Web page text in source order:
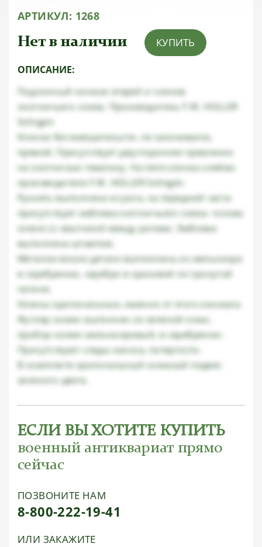
АРТИКУЛ: 1268
Нет в наличии КУПИТЬ
ОПИСАНИЕ:
Подлинный кинжал егерей и членов
охотничьего союза. Производитель F.W. HOLLER
Solingen
Клинок без вмешательств- не затачивался,
прямой. Присутствует двустороннее травление
на охотничью тематику. На пяте клинка клеймо
производителя F.W. HOLLER Solingen.
Рукоять выполнена из рога, на передней части
присутствует эмблема охотничьего союза- голова
оленя со свастикой между рогами. Эмблема
выполнена штампом.
Металлические детали выполнены из мельхиора
в серебрении, серебро в красивой не тронутой
патине.
Ножны оригинальные, именно от этого кинжала.
Футляр ножен выполнен из зеленой кожи,
прибор ножен мельхиоровый, в серебрении.
Присутствуют следы износа, потертости.
В комплекте оригинальный кожаный подвес
зеленого цвета.
ЕСЛИ ВЫ ХОТИТЕ КУПИТЬ
военный антиквариат прямо
сейчас
ПОЗВОНИТЕ НАМ
8-800-222-19-41
ИЛИ ЗАКАЖИТЕ